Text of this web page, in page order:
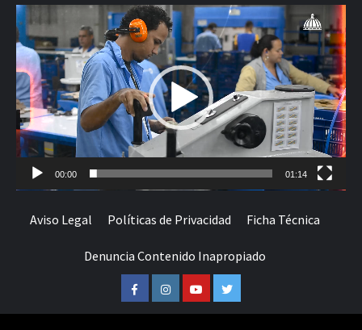
Reproductor
de
vídeo
00:00 01:14
Aviso Legal Políticas de Privacidad Ficha Técnica
Denuncia Contenido Inapropiado
FacebookInstagramYoutubeTwitter